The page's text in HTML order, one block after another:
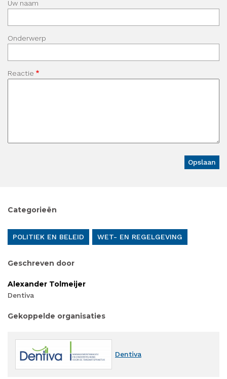
Uw naam
Onderwerp
Reactie
Categorieën
POLITIEK EN BELEID WET- EN REGELGEVING
Geschreven door
Alexander Tolmeijer
Dentiva
Gekoppelde organisaties
Dentiva